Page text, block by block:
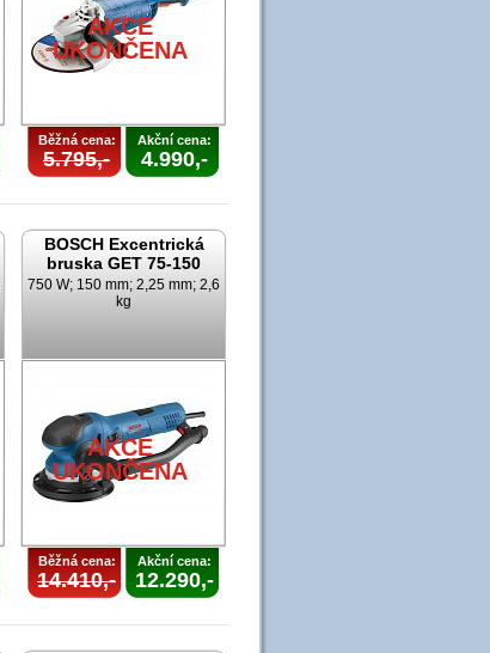
AKCE
UKONČENA
Běžná cena:
5.795,-
Akční cena:
4.990,-
BOSCH Excentrická
bruska GET 75-150
750 W; 150 mm; 2,25 mm; 2,6
kg
AKCE
UKONČENA
Běžná cena:
14.410,-
Akční cena:
12.290,-